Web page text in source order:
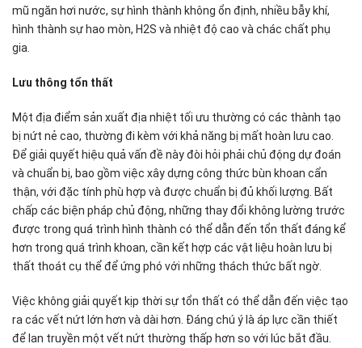
mũ ngăn hơi nước, sự hình thành không ổn định, nhiều bẫy khí,
hình thành sự hao mòn, H2S và nhiệt độ cao và chác chất phụ
gia.
Lưu thông tổn thất
Một địa điểm sản xuất địa nhiệt tối ưu thường có các thành tạo
bị nứt nẻ cao, thường đi kèm với khả năng bị mất hoàn lưu cao.
Để giải quyết hiệu quả vấn đề này đòi hỏi phải chủ động dự đoán
và chuẩn bị, bao gồm việc xây dựng công thức bùn khoan cẩn
thận, với đặc tính phù hợp và được chuẩn bị đủ khối lượng. Bất
chấp các biện pháp chủ động, những thay đổi không lường trước
được trong quá trình hình thành có thể dẫn đến tổn thất đáng kể
hơn trong quá trình khoan, cần kết hợp các vật liệu hoàn lưu bị
thất thoát cụ thể để ứng phó với những thách thức bất ngờ.
Việc không giải quyết kịp thời sự tổn thất có thể dẫn đến việc tạo
ra các vết nứt lớn hơn và dài hơn. Đáng chú ý là áp lực cần thiết
để lan truyền một vết nứt thường thấp hơn so với lúc bắt đầu.